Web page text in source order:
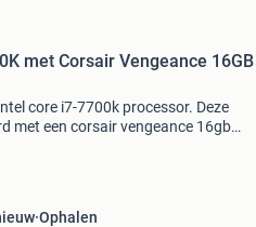
met Corsair Vengeance 16GB
core i7-7700k processor. Deze
met een corsair vengeance 16gb
Ophalen